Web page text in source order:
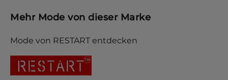
Mehr Mode von dieser Marke
Mode von RESTART entdecken